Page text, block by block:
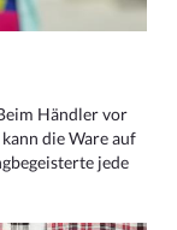
Händler vor
die Ware auf
jede